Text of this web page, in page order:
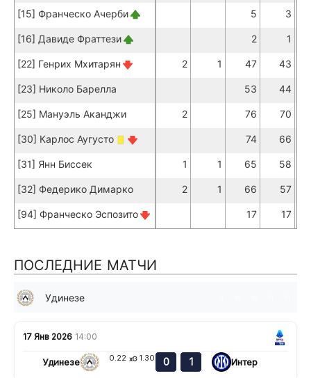
[15] Франческо Ачерби 5 3
[16] Давиде Фраттези 2 1
[22] Генрих Мхитарян 2 1 47 43
[23] Николо Барелла 53 44
[25] Мануэль Аканджи 2 76 70
[30] Карлос Аугусто 74 66
[31] Янн Биссек 1 1 65 58
[32] Федерико Димарко 2 1 66 57
[94] Франческо Эспозито 17 17
ПОСЛЕДНИЕ МАТЧИ
Удинезе
17 Янв 2026 14:00
Удинезе 0.22 xG 1.30 0 1 Интер